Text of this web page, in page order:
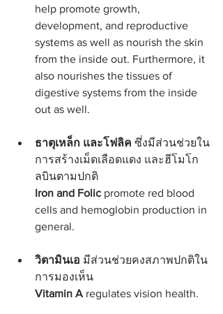
help promote growth,
development, and reproductive
systems as well as nourish the skin
from the inside out. Furthermore, it
also nourishes the tissues of
digestive systems from the inside
out as well.
ธาตุเหล็ก และโฟลิค ซึ่งมีส่วนช่วยใน
การสร้างเม็ดเลือดแดง และฮีโมโก
ลบินตามปกติ
Iron and Folic promote red blood
cells and hemoglobin production in
general.
วิตามินเอ มีส่วนช่วยคงสภาพปกติใน
การมองเห็น
Vitamin A regulates vision health.